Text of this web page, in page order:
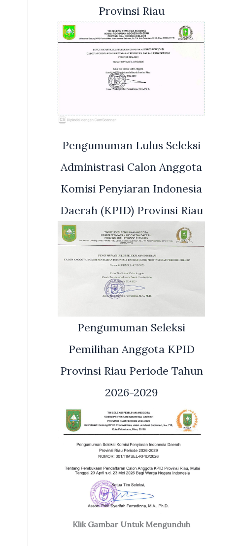
Provinsi Riau
Pengumuman Lulus Seleksi
Administrasi Calon Anggota
Komisi Penyiaran Indonesia
Daerah (KPID) Provinsi Riau
Pengumuman Seleksi
Pemilihan Anggota KPID
Provinsi Riau Periode Tahun
2026-2029
Klik Gambar Untuk Mengunduh